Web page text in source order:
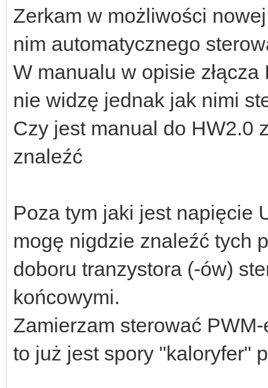
Zerkam w możliwości
nim automatycznego
W manualu w opisie
nie widzę jednak jak nimi
Czy jest manual do HW2.0
znaleźć
Poza tym jaki jest napięcie
mogę nigdzie znaleźć tych
doboru tranzystora (-ów)
końcowymi.
Zamierzam sterować
to już jest spory "kaloryfer"